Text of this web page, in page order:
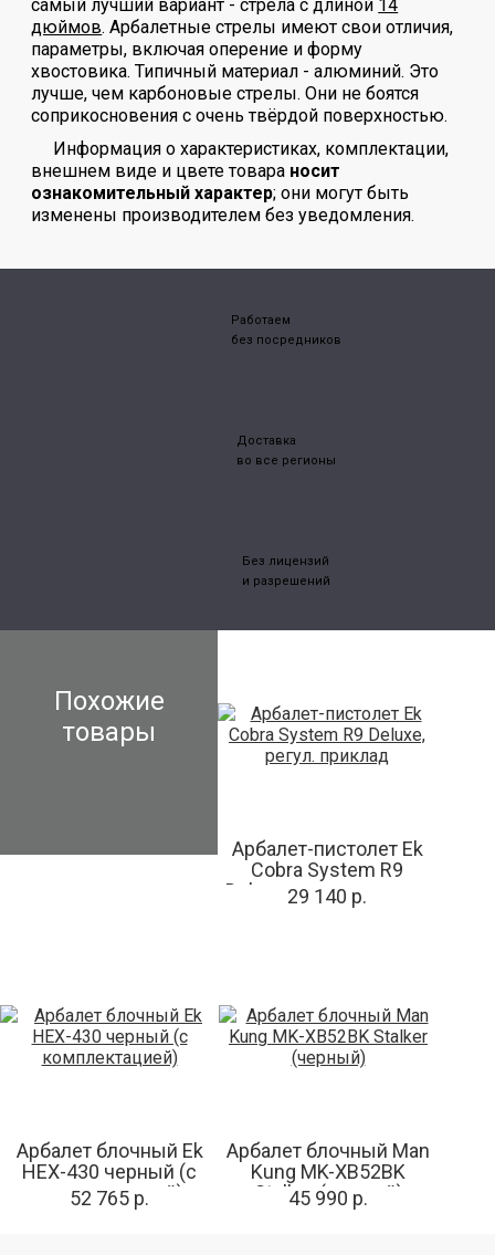
самый лучший вариант - стрела с длиной 14
дюймов. Арбалетные стрелы имеют свои отличия,
параметры, включая оперение и форму
хвостовика. Типичный материал - алюминий. Это
лучше, чем карбоновые стрелы. Они не боятся
соприкосновения с очень твёрдой поверхностью.
Информация о характеристиках, комплектации,
внешнем виде и цвете товара носит
ознакомительный характер; они могут быть
изменены производителем без уведомления.
Работаем
без посредников
Доставка
во все регионы
Без лицензий
и разрешений
Похожие
товары
Арбалет-пистолет Ek
Cobra System R9
Deluxe, регул. приклад
29 140 р.
Арбалет блочный Ek
HEX-430 черный (c
комплектацией)
52 765 р.
Арбалет блочный Man
Kung MK-XB52BK
Stalker (черный)
45 990 р.